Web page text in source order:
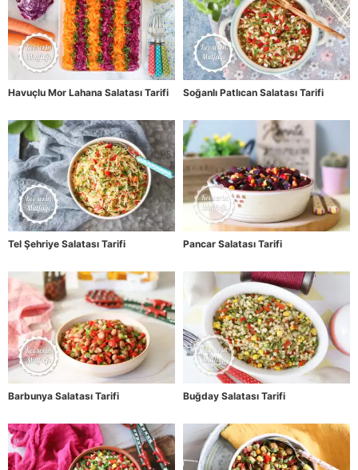
Havuçlu Mor Lahana Salatası Tarifi Soğanlı Patlıcan Salatası Tarifi
Tel Şehriye Salatası Tarifi Pancar Salatası Tarifi
Barbunya Salatası Tarifi Buğday Salatası Tarifi